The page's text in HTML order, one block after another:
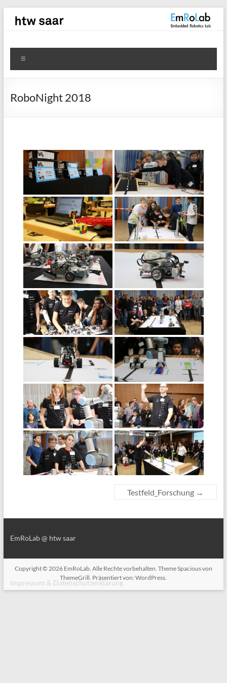
Inhalt
EmRoLab
RoboNight 2018
Testfeld_Forschung →
EmRoLab @ htw saar
Impressum & Datenschutzerklärung
Copyright © 2026 EmRoLab. Alle Rechte vorbehalten. ThemeSpaciousvon
ThemeGrill. Präsentiert von:WordPress